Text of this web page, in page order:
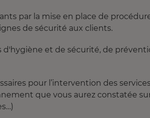
par la mise en place de
de sécurité aux clients.
d'hygiène et de sécurité, de
pour l’intervention des
que vous aurez constatée